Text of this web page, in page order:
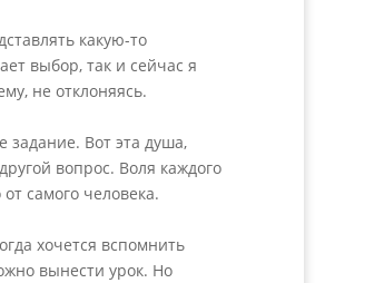
какую-то
выбор, так и сейчас я
не отклоняясь.
задание. Вот эта душа,
вопрос. Воля каждого
самого человека.
хочется вспомнить
вынести урок. Но